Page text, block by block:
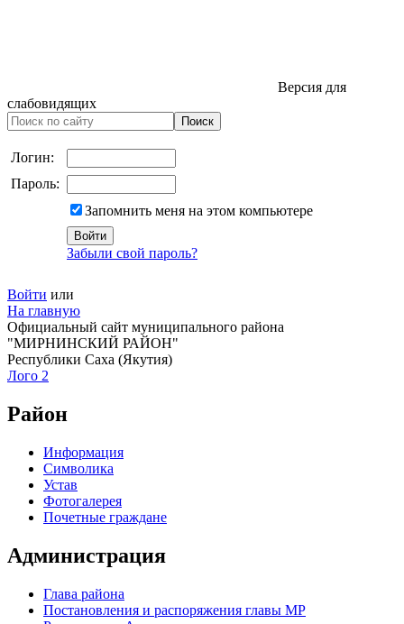
Версия для
слабовидящих
Логин:
Пароль:
Запомнить меня на этом компьютере
Забыли свой пароль?
Войти или
На главную
Официальный сайт муниципального района
"МИРНИНСКИЙ РАЙОН"
Республики Саха (Якутия)
Лого 2
Район
Информация
Символика
Устав
Фотогалерея
Почетные граждане
Администрация
Глава района
Постановления и распоряжения главы МР